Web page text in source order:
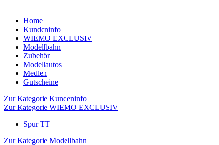
Home
Kundeninfo
WIEMO EXCLUSIV
Modellbahn
Zubehör
Modellautos
Medien
Gutscheine
Zur Kategorie Kundeninfo
Zur Kategorie WIEMO EXCLUSIV
Spur TT
Zur Kategorie Modellbahn